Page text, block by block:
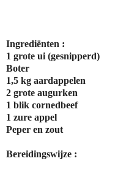
Ingrediënten :
1 grote ui (gesnipperd)
Boter
1,5 kg aardappelen
2 grote augurken
1 blik cornedbeef
1 zure appel
Peper en zout
Bereidingswijze :